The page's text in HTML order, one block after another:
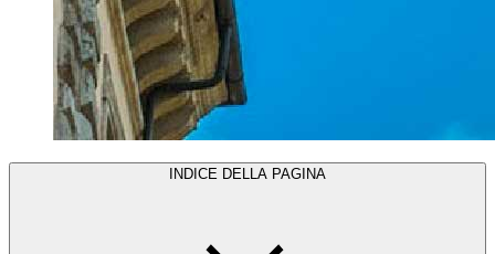
INDICE DELLA PAGINA